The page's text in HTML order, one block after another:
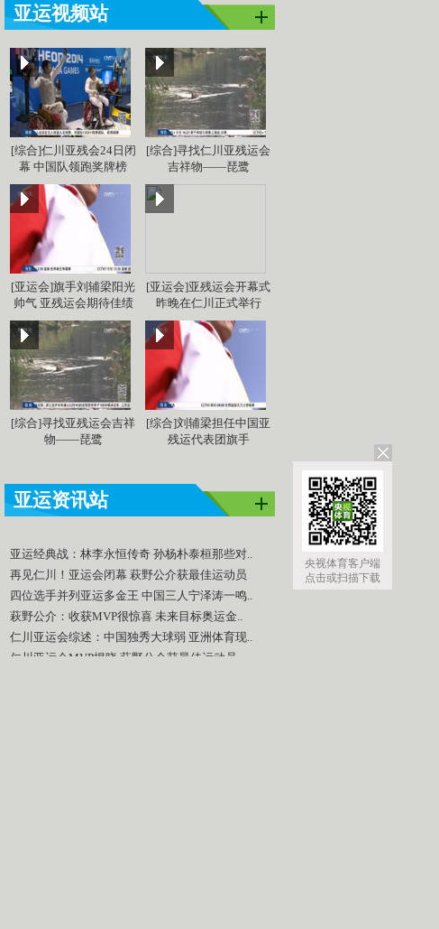
央视体育客户端
点击或扫描下载
亚运视频站
[综合]仁川亚残会24日闭
幕 中国队领跑奖牌榜
[综合]寻找仁川亚残运会
吉祥物——琵鹭
[亚运会]旗手刘辅梁阳光
帅气 亚残运会期待佳绩
[亚运会]亚残运会开幕式
昨晚在仁川正式举行
[综合]寻找亚残运会吉祥
物——琵鹭
[综合]刘辅梁担任中国亚
残运代表团旗手
亚运资讯站
亚运经典战：林李永恒传奇 孙杨朴泰桓那些对..
再见仁川！亚运会闭幕 萩野公介获最佳运动员
四位选手并列亚运多金王 中国三人宁泽涛一鸣..
萩野公介：收获MVP很惊喜 未来目标奥运金..
仁川亚运会综述：中国独秀大球弱 亚洲体育现..
仁川亚运会MVP揭晓 萩野公介获最佳运动员